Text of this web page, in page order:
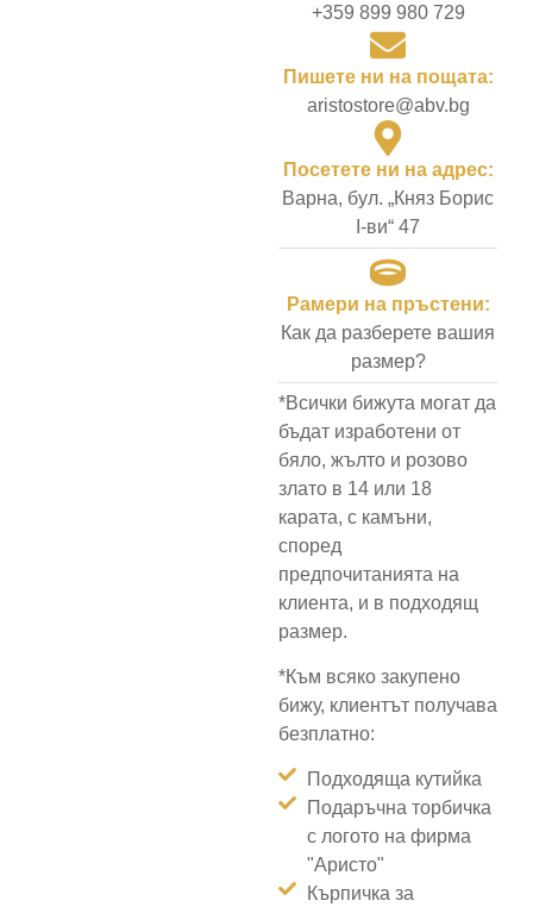
+359 899 980 729
Пишете ни на пощата:
aristostore@abv.bg
Посетете ни на адрес:
Варна, бул. „Княз Борис
I-ви“ 47
Рамери на пръстени:
Как да разберете вашия
размер?
*Всички бижута могат да
бъдат изработени от
бяло, жълто и розово
злато в 14 или 18
карата, с камъни,
според
предпочитанията на
клиента, и в подходящ
размер.
*Към всяко закупено
бижу, клиентът получава
безплатно:
Подходяща кутийка
Подаръчна торбичка
с логото на фирма
"Аристо"
Кърпичка за